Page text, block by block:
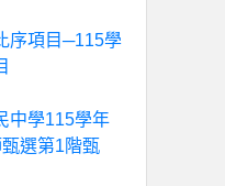
序項目─115學
中學115學年
選第1階甄